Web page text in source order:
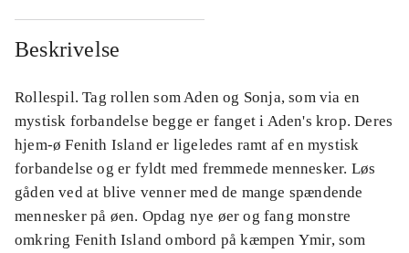
Beskrivelse
Rollespil. Tag rollen som Aden og Sonja, som via en
mystisk forbandelse begge er fanget i Aden's krop. Deres
hjem-ø Fenith Island er ligeledes ramt af en mystisk
forbandelse og er fyldt med fremmede mennesker. Løs
gåden ved at blive venner med de mange spændende
mennesker på øen. Opdag nye øer og fang monstre
omkring Fenith Island ombord på kæmpen Ymir, som